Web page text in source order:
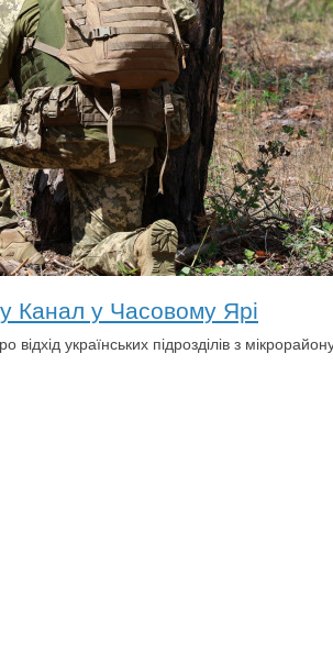
Канал у Часовому Ярі
українських підрозділів з